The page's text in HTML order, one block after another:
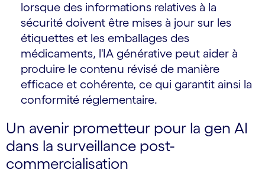
lorsque des informations relatives à la
sécurité doivent être mises à jour sur les
étiquettes et les emballages des
médicaments, l'IA générative peut aider à
produire le contenu révisé de manière
efficace et cohérente, ce qui garantit ainsi la
conformité réglementaire.
Un avenir prometteur pour la gen AI
dans la surveillance post-
commercialisation